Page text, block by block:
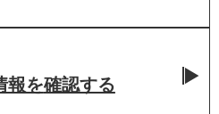
報を確認する